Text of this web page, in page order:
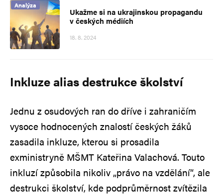
Analýza
Ukažme si na ukrajinskou propagandu
v českých médiích
18. 8. 2024
Inkluze alias destrukce školství
Jednu z osudových ran do dříve i zahraničím
vysoce hodnocených znalostí českých žáků
zasadila inkluze, kterou si prosadila
exministryně MŠMT Kateřina Valachová. Touto
inkluzí způsobila nikoliv „právo na vzdělání“, ale
destrukci školství, kde podprůměrnost zvítězila